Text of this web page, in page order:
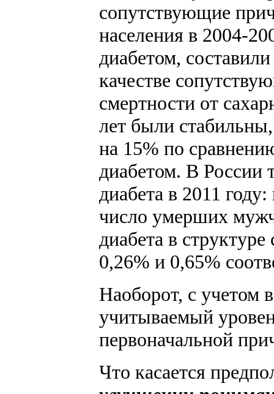
сопутствующие
населения в 2004-
диабетом,
качестве
смертности от
лет были
на 15% по
диабетом. В России
диабета в 2011
число умерших
диабета в
0,26% и 0,65%
Наоборот, с учетом
учитываемый
первоначальной
Что касается